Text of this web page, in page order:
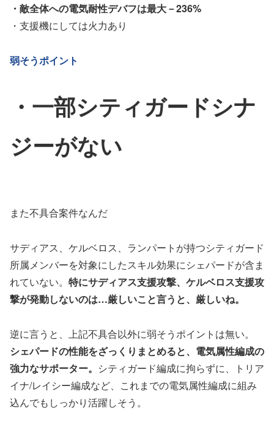
・敵全体への電気耐性デバフは最大－236%
・支援機にしては火力あり
弱そうポイント
・一部シティガードシナ
ジーがない
また不具合案件なんだ
サディアス、ケルベロス、ランパートが持つシティガード
所属メンバーを対象にしたスキル効果にシェパードが含ま
れていない。 特にサディアス支援攻撃、ケルベロス支援攻
撃が発動しないのは…厳しいこと言うと、厳しいね。
逆に言うと、上記不具合以外に弱そうポイントは無い。
シェパードの性能をざっくりまとめると、電気属性編成の
強力なサポーター。 シティガード編成に拘らずに、トリア
イナ/レイシー編成など、これまでの電気属性編成に組み
込んでもしっかり活躍しそう。